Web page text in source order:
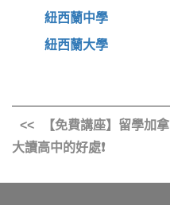
紐西蘭中學
紐西蘭大學
【免費講座】留學加拿
大讀高中的好處❗️